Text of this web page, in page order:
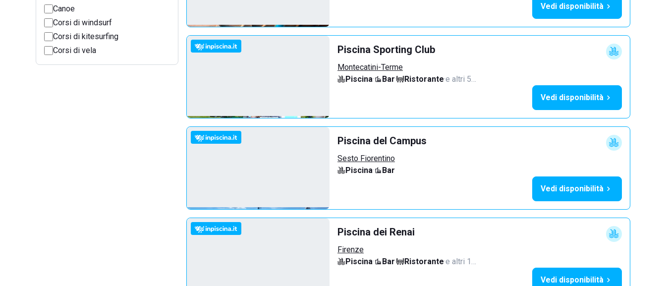
Canoe
Corsi di windsurf
Corsi di kitesurfing
Corsi di vela
Vedi disponibilità
Piscina Sporting Club
Montecatini-Terme
Piscina· Bar· Ristorante·e altri 5…
Vedi disponibilità
Piscina del Campus
Sesto Fiorentino
Piscina·
Bar
Vedi disponibilità
Piscina dei Renai
Firenze
Piscina· Bar· Ristorante·e altri 1…
Vedi disponibilità